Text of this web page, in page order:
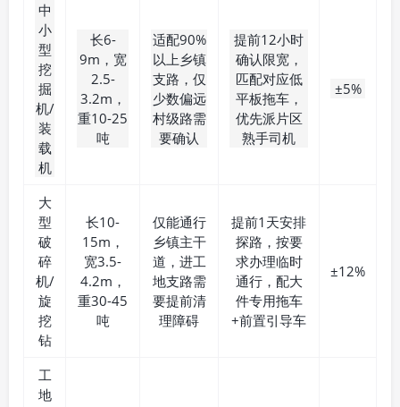
中
小
型
挖
掘
机/
装
载
机
长6-
9m，宽
2.5-
3.2m，
重10-25
吨
适配90%
以上乡镇
支路，仅
少数偏远
村级路需
要确认
提前12小时
确认限宽，
匹配对应低
平板拖车，
优先派片区
熟手司机
±5%
大
型
破
碎
机/
旋
挖
钻
长10-
15m，
宽3.5-
4.2m，
重30-45
吨
仅能通行
乡镇主干
道，进工
地支路需
要提前清
理障碍
提前1天安排
探路，按要
求办理临时
通行，配大
件专用拖车
+前置引导车
±12%
工
地